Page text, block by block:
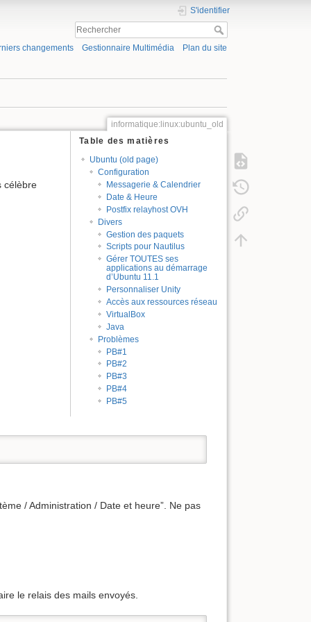
S'identifier
changements Gestionnaire Multimédia Plan du site
informatique:linux:ubuntu_old
Table des matières
Ubuntu (old page)
Configuration
Messagerie & Calendrier
Date & Heure
Postfix relayhost OVH
Divers
Gestion des paquets
Scripts pour Nautilus
Gérer TOUTES ses
applications au démarrage
d’Ubuntu 11.1
Personnaliser Unity
Accès aux ressources réseau
VirtualBox
Java
Problèmes
PB#1
PB#2
PB#3
PB#4
PB#5
célèbre
/ Administration / Date et heure”. Ne pas
le relais des mails envoyés.